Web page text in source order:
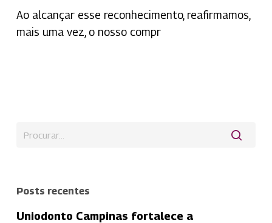
Ao alcançar esse reconhecimento, reafirmamos,
mais uma vez, o nosso compr
Posts recentes
Uniodonto Campinas fortalece a